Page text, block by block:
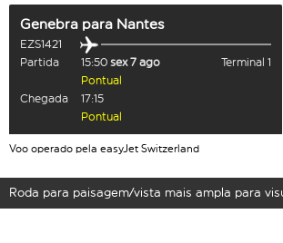
Genebra para Nantes
EZS1421
Partida
15:50 sex 7 ago
Terminal 1
Pontual
Chegada
17:15
Pontual
Voo operado pela easyJet Switzerland
Roda para paisagem/vista mais ampla para